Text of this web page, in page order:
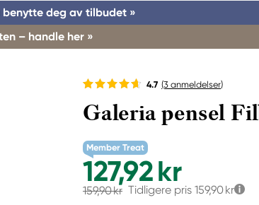
benytte deg av tilbudet »
– handle her »
4.7 (3 anmeldelser)
Galeria pensel
Member Treat
127,92 kr
159,90 kr Tidligere pris 159,90 kr